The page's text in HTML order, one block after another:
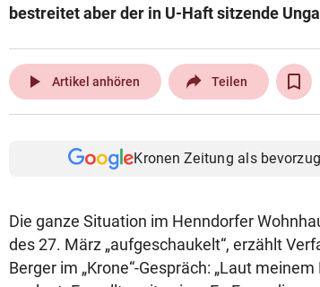
bestreitet aber der in U-Haft sitzende
play_arrow Artikel anhören Teilen
Kronen Zeitung als
Die ganze Situation im Henndorfer
des 27. März „aufgeschaukelt“, erzählt
Berger im „Krone“-Gespräch: „Laut